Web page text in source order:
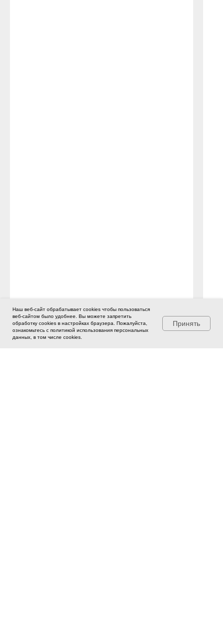
Наш веб-сайт обрабатывает cookies чтобы пользоваться
веб-сайтом было удобнее. Вы можете запретить
обработку cookies в настройках браузера. Пожалуйста,
ознакомьтесь с политикой использования персональных
данных, в том числе cookies.
Принять